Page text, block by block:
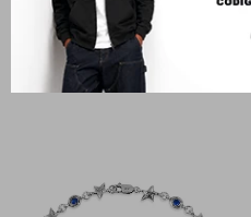
PRODUCTOS QUE